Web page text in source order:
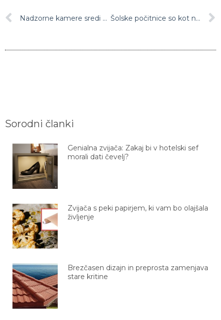
Nadzorne kamere sredi belega dne posnele, kako krade po grobovih, nato pa ugotovili tudi, od kod visoki računi za vodo Šolske počitnice so kot nalašč za ustvarjanje: Preproste halloween dekoracije, ki jih lahko ustvarjate skupaj z otroki (video)
Sorodni članki
Genialna zvijača: Zakaj bi v hotelski sef
morali dati čevelj?
Zvijača s peki papirjem, ki vam bo olajšala
življenje
Brezčasen dizajn in preprosta zamenjava
stare kritine